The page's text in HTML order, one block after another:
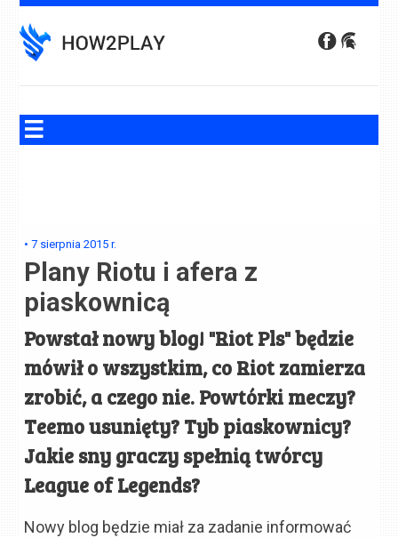
to
content
•7 sierpnia 2015 r.
Plany Riotu i afera z
piaskownicą
Powstał nowy blog! "Riot Pls" będzie
mówił o wszystkim, co Riot zamierza
zrobić, a czego nie. Powtórki meczy?
Teemo usunięty? Tyb piaskownicy?
Jakie sny graczy spełnią twórcy
League of Legends?
Nowy blog będzie miał za zadanie informować